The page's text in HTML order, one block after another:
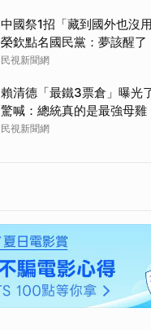
中國祭1招「藏到國外也沒
榮欽點名國民黨：夢該醒了
民視新聞網
賴清德「最鐵3票倉」曝光
驚喊：總統真的是最強母雞
民視新聞網